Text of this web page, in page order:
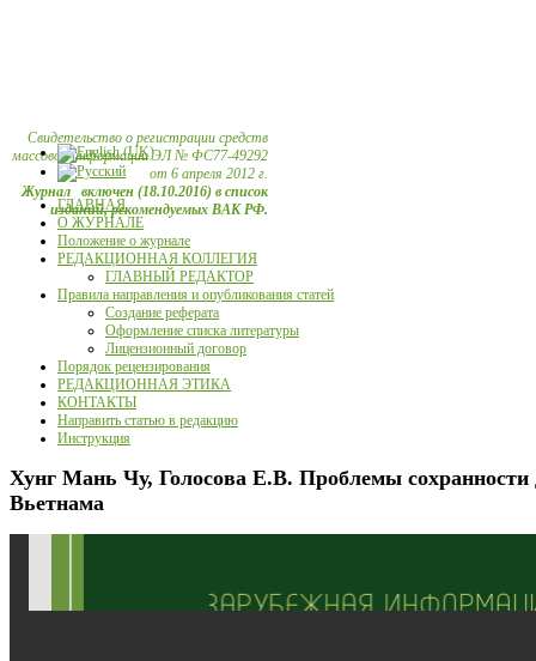
Свидетельство о регистрации средств
массовой информации ЭЛ № ФС77-49292
от 6 апреля 2012 г.
Журнал включен (18.10.2016) в список
изданий, рекомендуемых ВАК РФ.
ГЛАВНАЯ
О ЖУРНАЛЕ
Положение о журнале
РЕДАКЦИОННАЯ КОЛЛЕГИЯ
ГЛАВНЫЙ РЕДАКТОР
Правила направления и опубликования статей
Создание реферата
Оформление списка литературы
Лицензионный договор
Порядок рецензирования
РЕДАКЦИОННАЯ ЭТИКА
КОНТАКТЫ
Направить статью в редакцию
Инструкция
Хунг Мань Чу, Голосова Е.В. Проблемы сохранности
Вьетнама